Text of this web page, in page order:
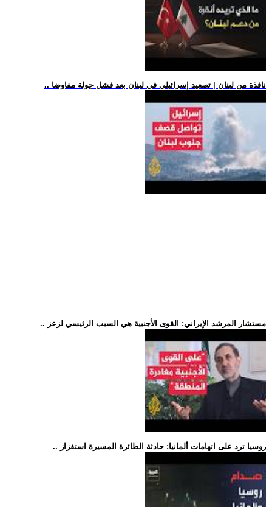
.. نافذة من لبنان | تصعيد إسرائيلي في لبنان بعد فشل جولة مفاوضا
.. مستشار المرشد الإيراني: القوى الأجنبية هي السبب الرئيسي لزعز
.. روسيا ترد على اتهامات ألمانيا: حادثة الطائرة المسيرة استفزاز